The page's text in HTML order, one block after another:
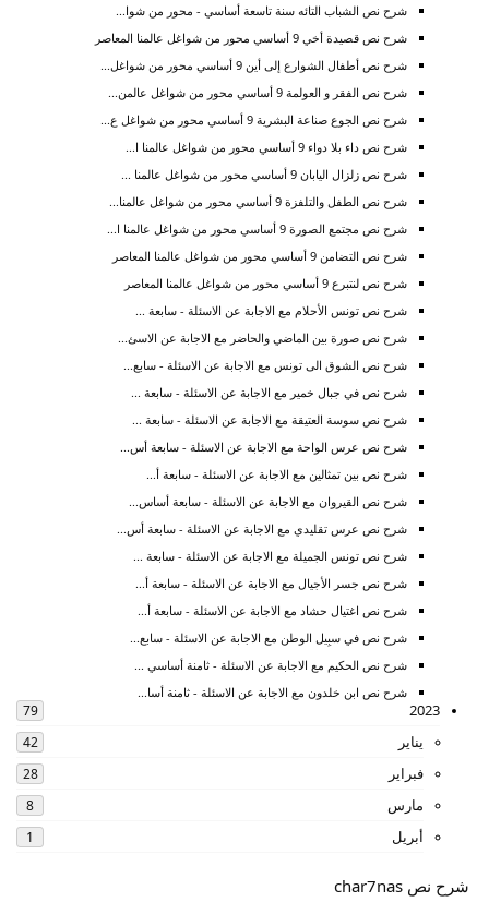
شرح نص الشباب التائه سنة تاسعة أساسي - محور من شوا...
شرح نص قصيدة أخي 9 أساسي محور من شواغل عالمنا المعاصر
شرح نص أطفال الشوارع إلى أين 9 أساسي محور من شواغل...
شرح نص الفقر و العولمة 9 أساسي محور من شواغل عالمن...
شرح نص الجوع صناعة البشرية 9 أساسي محور من شواغل ع...
شرح نص داء بلا دواء 9 أساسي محور من شواغل عالمنا ا...
شرح نص زلزال اليابان 9 أساسي محور من شواغل عالمنا ...
شرح نص الطفل والتلفزة 9 أساسي محور من شواغل عالمنا...
شرح نص مجتمع الصورة 9 أساسي محور من شواغل عالمنا ا...
شرح نص التضامن 9 أساسي محور من شواغل عالمنا المعاصر
شرح نص لنتبرع 9 أساسي محور من شواغل عالمنا المعاصر
شرح نص تونس الأحلام مع الاجابة عن الاسئلة - سابعة ...
شرح نص صورة بين الماضي والحاضر مع الاجابة عن الاسئ...
شرح نص الشوق الى تونس مع الاجابة عن الاسئلة - سابع...
شرح نص في جبال خمير مع الاجابة عن الاسئلة - سابعة ...
شرح نص سوسة العتيقة مع الاجابة عن الاسئلة - سابعة ...
شرح نص عرس الواحة مع الاجابة عن الاسئلة - سابعة أس...
شرح نص بين تمثالين مع الاجابة عن الاسئلة - سابعة أ...
شرح نص القيروان مع الاجابة عن الاسئلة - سابعة أساس...
شرح نص عرس تقليدي مع الاجابة عن الاسئلة - سابعة أس...
شرح نص تونس الجميلة مع الاجابة عن الاسئلة - سابعة ...
شرح نص جسر الأجيال مع الاجابة عن الاسئلة - سابعة أ...
شرح نص اغتيال حشاد مع الاجابة عن الاسئلة - سابعة أ...
شرح نص في سبِيل الوطن مع الاجابة عن الاسئلة - سابع...
شرح نص الحكيم مع الاجابة عن الاسئلة - ثامنة أساسي ...
شرح نص ابن خلدون مع الاجابة عن الاسئلة - ثامنة أسا...
2023
79
يناير 42
فبراير 28
مارس 8
أبريل 1
شرح نص char7nas